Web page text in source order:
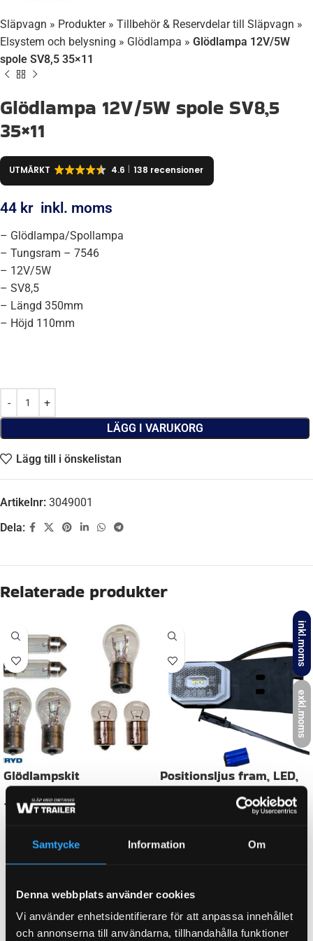
Samtycke Information Om
Denna webbplats använder cookies
Vi använder enhetsidentifierare för att anpassa innehållet
och annonserna till användarna, tillhandahålla funktioner
inkl.moms
exkl.moms
Släpvagn » Produkter» Tillbehör & Reservdelar till Släpvagn »
Elsystem och belysning » Glödlampa » Glödlampa 12V/5W
spole SV8,5 35×11
Glödlampa 12V/5W spole SV8,5
35×11
UTMÄRKT 4.6 138 recensioner
44 kr inkl. moms
– Glödlampa/Spollampa
– Tungsram – 7546
– 12V/5W
– SV8,5
– Längd 350mm
– Höjd 110mm
LÄGG I VARUKORG
Lägg till i önskelistan
Artikelnr: 3049001
Dela:
Beskrivning
12844, 16.420-00, 61194011001, EB
29080
WEIGHT 0,010 kg
KATEGORI: Glödlampor till släpvagn
Ytterligare information
Recensioner (0)
Relaterade produkter